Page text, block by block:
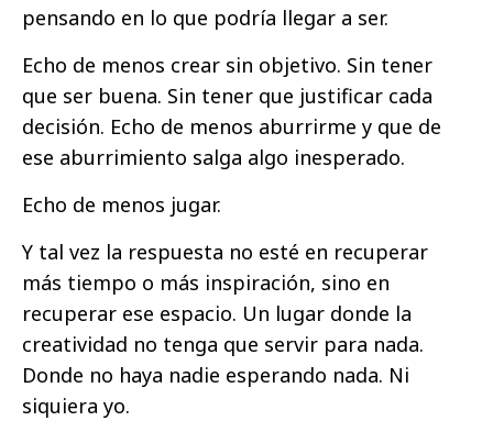
pensando en lo que podría llegar a ser.
Echo de menos crear sin objetivo. Sin tener
que ser buena. Sin tener que justificar cada
decisión. Echo de menos aburrirme y que de
ese aburrimiento salga algo inesperado.
Echo de menos jugar.
Y tal vez la respuesta no esté en recuperar
más tiempo o más inspiración, sino en
recuperar ese espacio. Un lugar donde la
creatividad no tenga que servir para nada.
Donde no haya nadie esperando nada. Ni
siquiera yo.